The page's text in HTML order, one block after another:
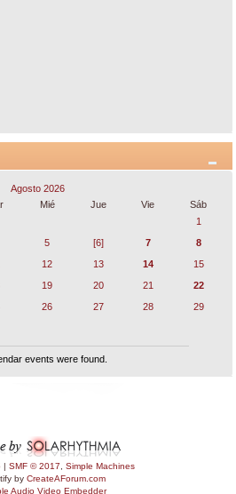
Agosto 2026
Mié Jue Vie
Sáb
1
5 [6] 7
8
12 13 14
15
19 20 21
22
26 27 28
29
events were found.
| SMF © 2017
Simple Machines
by CreateAForum.com
Audio Video Embedder